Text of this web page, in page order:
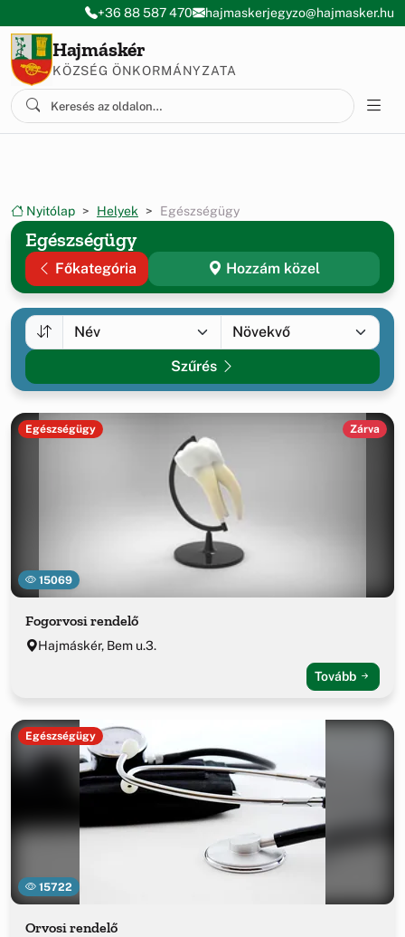
Ugrás a menüre
Ugrás a tartalomra
+36 88 587 470 hajmaskerjegyzo@hajmasker.hu
Hajmáskér
KÖZSÉG ÖNKORMÁNYZATA
Nyitólap Helyek Egészségügy
Egészségügy
Főkategória Hozzám közel
Szűrés
15069
Egészségügy Zárva
Fogorvosi rendelő
Hajmáskér, Bem u.3.
Tovább
15722
Egészségügy
Orvosi rendelő